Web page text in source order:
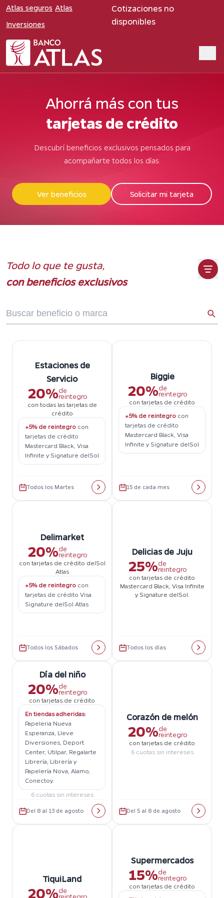
Atlas seguros Atlas
Inversiones
Cotizaciones no
disponibles
Ahorrá más con tus
tarjetas de crédito
Descubrí beneficios exclusivos pensados para
acompañarte todos los días.
Ver beneficios Solicitar mi tarjeta
Todo lo que te gusta,
con beneficios exclusivos
Estaciones de
Servicio
20%de
reintegro
con todas las tarjetas de
crédito
+5% de reintegro con
tarjetas de crédito
Mastercard Black, Visa
Infinite y Signature delSol
Todos los Martes
Biggie
20%de
reintegro
con tarjetas de crédito
+5% de reintegro con
tarjetas de crédito
Mastercard Black, Visa
Infinite y Signature delSol
15 de cada mes
Delimarket
20%de
reintegro
con tarjetas de crédito delSol
Atlas
+5% de reintegro con
tarjetas de crédito Visa
Signature delSol Atlas
Todos los Sábados
Delicias de Juju
25%de
reintegro
con tarjetas de crédito
Mastercard Black, Visa Infinite
y Signature delSol.
Todos los días
Día del niño
20%de
reintegro
con tarjetas de crédito
En tiendas adheridas:
Papeleria Nueva
Esperanza, Lleve
Diversiones, Deport
Center, Utilpar, Regalarte
Librería, Librería y
Papelería Nova, Alamo,
Conectoy.
6 cuotas sin intereses
Del 8 al 13 de agosto
Corazón de melón
20%de
reintegro
con tarjetas de crédito
6 cuotas sin intereses
Del 5 al 8 de agosto
TiquiLand
20%de
reintegro
Supermercados
15%de
reintegro
con tarjetas de crédito